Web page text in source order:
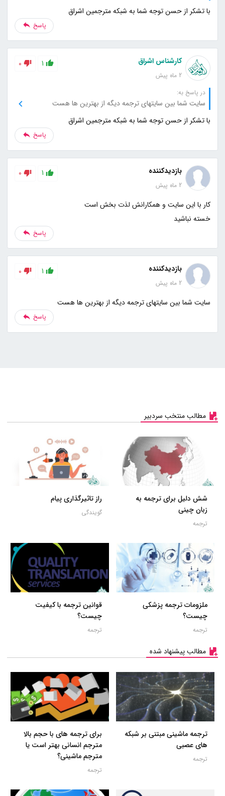
با تشکر از حسن توجه شما به شبکه مترجمین اشراق
پاسخ
کارشناس اشراق
2 ماه پیش
1
0
در پاسخ به:
سایت شما بین سایتهای ترجمه دیگه از بهترین ها هست
با تشکر از حسن توجه شما به شبکه مترجمین اشراق
پاسخ
بازدیدکننده
2 ماه پیش
1
0
خسته نباشید
پاسخ
بازدیدکننده
2 ماه پیش
1
0
سایت شما بین سایتهای ترجمه دیگه از بهترین ها هست
پاسخ
مطالب منتخب سردبیر
شش دلیل برای ترجمه به
زبان چینی
ترجمه
راز تاثیرگذاری پیام
گویندگی
ملزومات ترجمه پزشکی
چیست؟
ترجمه
قوانین ترجمه با کیفیت
چیست؟
ترجمه
مطالب پیشنهاد شده
ترجمه ماشینی مبتنی بر شبکه
های عصبی
ترجمه
برای ترجمه های با حجم بالا
مترجم انسانی بهتر است یا
مترجم ماشینی؟
ترجمه